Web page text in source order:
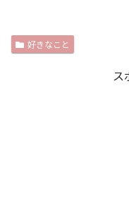
好きなこと
ス